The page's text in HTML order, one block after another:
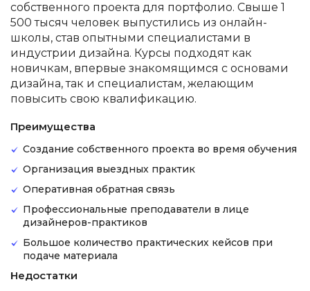
собственного проекта для портфолио. Свыше 1
500 тысяч человек выпустились из онлайн-
школы, став опытными специалистами в
индустрии дизайна. Курсы подходят как
новичкам, впервые знакомящимся с основами
дизайна, так и специалистам, желающим
повысить свою квалификацию.
Преимущества
Создание собственного проекта во время обучения
Организация выездных практик
Оперативная обратная связь
Профессиональные преподаватели в лице
дизайнеров-практиков
Большое количество практических кейсов при
подаче материала
Недостатки